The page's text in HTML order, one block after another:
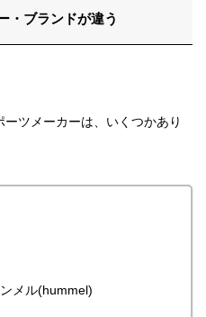
・ブランドが違う
ツメーカーは、いくつかあり
メル(hummel)